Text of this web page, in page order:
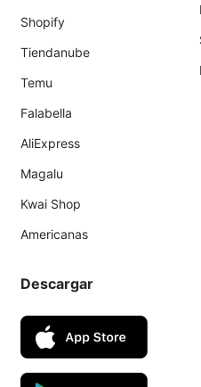
Shopify
Tiendanube
Temu
Falabella
AliExpress
Magalu
Kwai Shop
Americanas
Descargar